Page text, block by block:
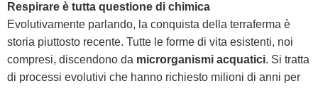
Respirare è tutta questione di chimica
Evolutivamente parlando, la conquista della terraferma è
storia piuttosto recente. Tutte le forme di vita esistenti, noi
compresi, discendono da microrganismi acquatici. Si tratta
di processi evolutivi che hanno richiesto milioni di anni per